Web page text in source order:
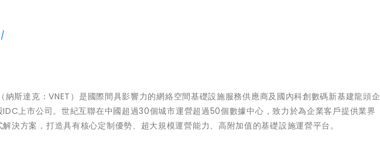
納斯達克：VNET）是國際間具影響力的網絡空間基礎設施服務供應商及國內科創數碼新基建龍頭企
上市公司。世紀互聯在中國超過30個城市運營超過50個數據中心，致力於為企業客戶提供業界
決方案，打造具有核心定制優勢、超大規模運營能力、高附加值的基礎設施運營平台。